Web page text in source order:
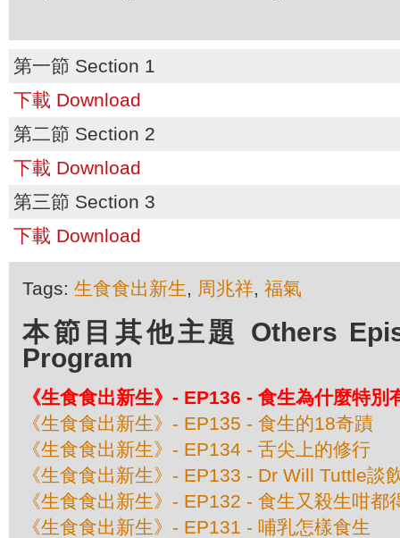
第一節 Section 1
下載 Download
第二節 Section 2
下載 Download
第三節 Section 3
下載 Download
Tags: 生食食出新生, 周兆祥, 福氣
本節目其他主題 Others
Program
《生食食出新生》- EP136 - 食生為什麼特別
《生食食出新生》- EP135 - 食生的18奇蹟
《生食食出新生》- EP134 - 舌尖上的修行
《生食食出新生》- EP133 - Dr Will Tuttle談
《生食食出新生》- EP132 - 食生又殺生咁都
《生食食出新生》- EP131 - 哺乳怎樣食生